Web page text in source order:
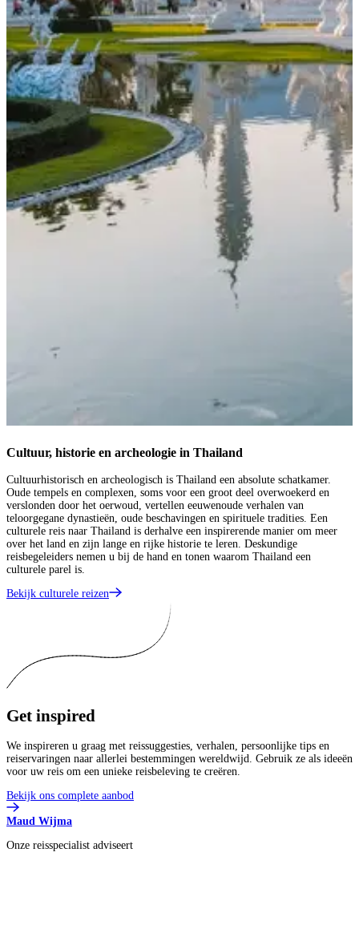
Cultuur, historie en archeologie in Thailand
Cultuurhistorisch en archeologisch is Thailand een absolute schatkamer.
Oude tempels en complexen, soms voor een groot deel overwoekerd en
verslonden door het oerwoud, vertellen eeuwenoude verhalen van
teloorgegane dynastieën, oude beschavingen en spirituele tradities. Een
culturele reis naar Thailand is derhalve een inspirerende manier om meer
over het land en zijn lange en rijke historie te leren. Deskundige
reisbegeleiders nemen u bij de hand en tonen waarom Thailand een
culturele parel is.
Bekijk culturele reizen
Get inspired
We inspireren u graag met reissuggesties, verhalen, persoonlijke tips en
reiservaringen naar allerlei bestemmingen wereldwijd. Gebruik ze als ideeën
voor uw reis om een unieke reisbeleving te creëren.
Bekijk ons complete aanbod
Maud Wijma
Onze reisspecialist adviseert